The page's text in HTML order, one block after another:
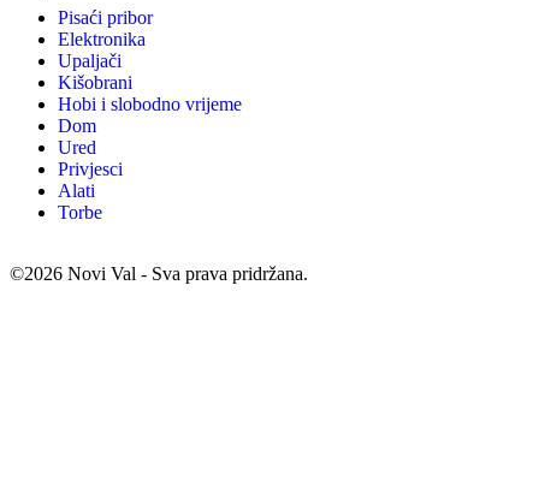
Pisaći pribor
Elektronika
Upaljači
Kišobrani
Hobi i slobodno vrijeme
Dom
Ured
Privjesci
Alati
Torbe
©2026 Novi Val - Sva prava pridržana.